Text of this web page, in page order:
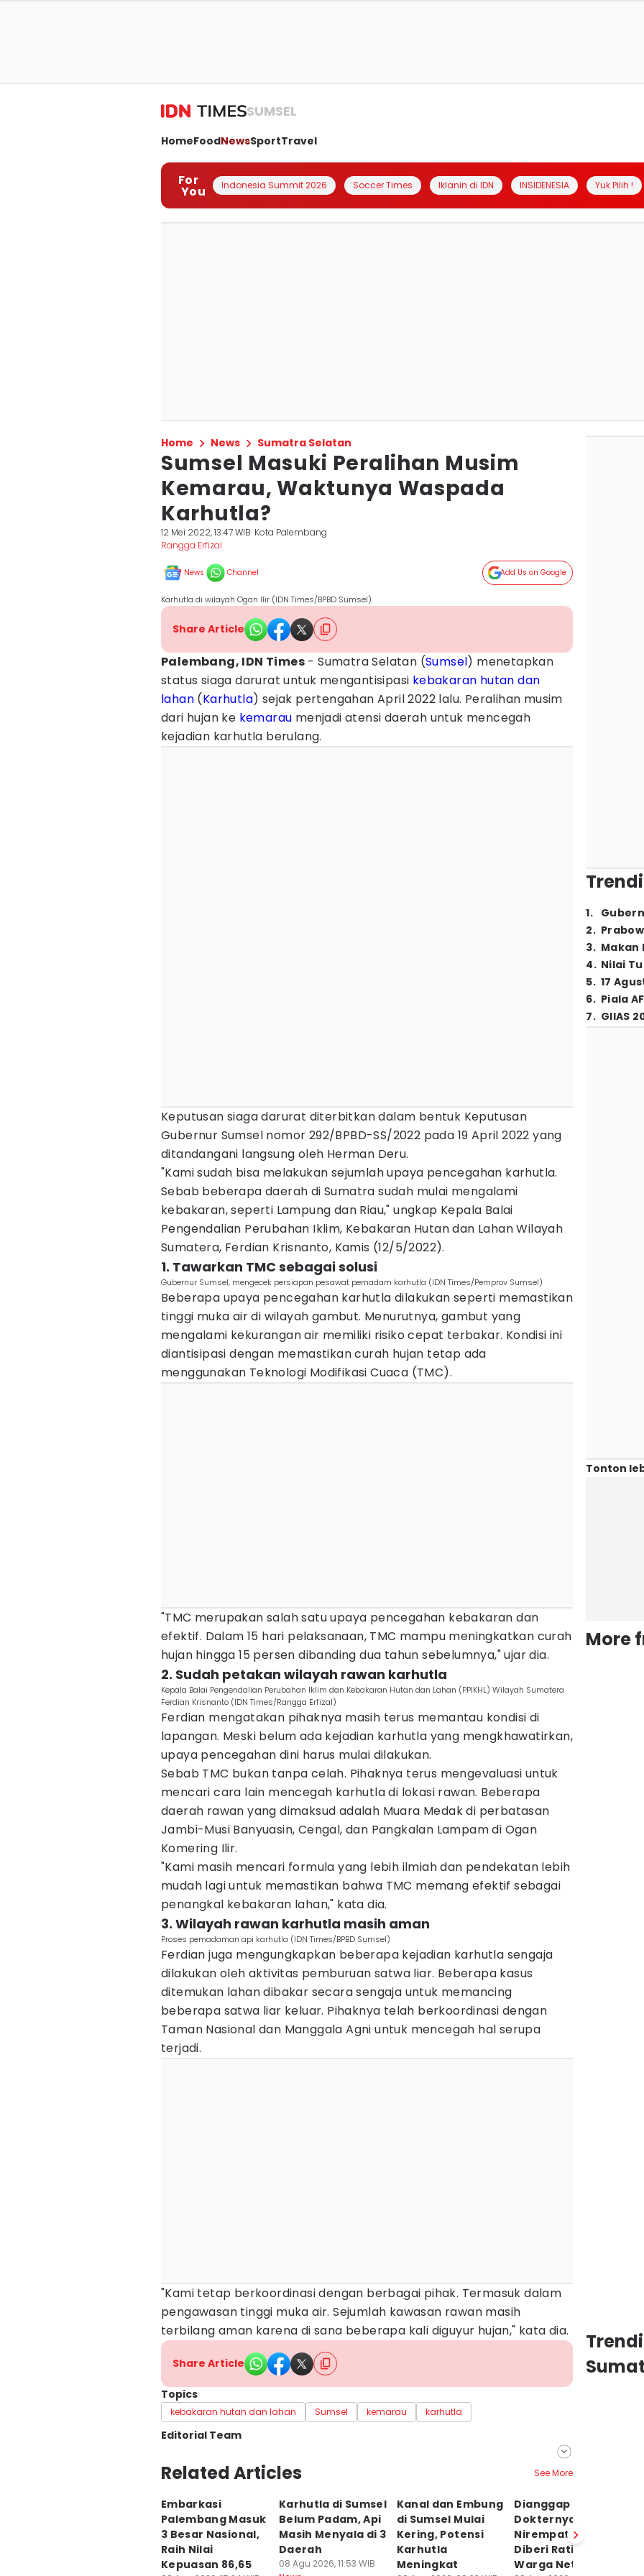
SUMSEL
HomeFoodNewsSportTravel
For
You Indonesia Summit 2026 Soccer Times Iklanin di IDN INSIDENESIA Yuk Pilih !
Home News Sumatra Selatan
Sumsel Masuki Peralihan Musim
Kemarau, Waktunya Waspada
Karhutla?
12 Mei 2022, 13:47 WIB Kota Palembang
Rangga Erfizal
News Channel Add Us on Google
Karhutla di wilayah Ogan Ilir (IDN Times/BPBD Sumsel)
Share Article
Palembang, IDN Times - Sumatra Selatan (Sumsel) menetapkan
status siaga darurat untuk mengantisipasi kebakaran hutan dan
lahan (Karhutla) sejak pertengahan April 2022 lalu. Peralihan musim
dari hujan ke kemarau menjadi atensi daerah untuk mencegah
kejadian karhutla berulang.
Keputusan siaga darurat diterbitkan dalam bentuk Keputusan
Gubernur Sumsel nomor 292/BPBD-SS/2022 pada 19 April 2022 yang
ditandangani langsung oleh Herman Deru.
"Kami sudah bisa melakukan sejumlah upaya pencegahan karhutla.
Sebab beberapa daerah di Sumatra sudah mulai mengalami
kebakaran, seperti Lampung dan Riau," ungkap Kepala Balai
Pengendalian Perubahan Iklim, Kebakaran Hutan dan Lahan Wilayah
Sumatera, Ferdian Krisnanto, Kamis (12/5/2022).
1. Tawarkan TMC sebagai solusi
Gubernur Sumsel, mengecek persiapan pesawat pemadam karhutla (IDN Times/Pemprov Sumsel)
Beberapa upaya pencegahan karhutla dilakukan seperti memastikan
tinggi muka air di wilayah gambut. Menurutnya, gambut yang
mengalami kekurangan air memiliki risiko cepat terbakar. Kondisi ini
diantisipasi dengan memastikan curah hujan tetap ada
menggunakan Teknologi Modifikasi Cuaca (TMC).
"TMC merupakan salah satu upaya pencegahan kebakaran dan
efektif. Dalam 15 hari pelaksanaan, TMC mampu meningkatkan curah
hujan hingga 15 persen dibanding dua tahun sebelumnya," ujar dia.
2. Sudah petakan wilayah rawan karhutla
Kepala Balai Pengendalian Perubahan Iklim dan Kebakaran Hutan dan Lahan (PPIKHL) Wilayah Sumatera
Ferdian Krisnanto (IDN Times/Rangga Erfizal)
Ferdian mengatakan pihaknya masih terus memantau kondisi di
lapangan. Meski belum ada kejadian karhutla yang mengkhawatirkan,
upaya pencegahan dini harus mulai dilakukan.
Sebab TMC bukan tanpa celah. Pihaknya terus mengevaluasi untuk
mencari cara lain mencegah karhutla di lokasi rawan. Beberapa
daerah rawan yang dimaksud adalah Muara Medak di perbatasan
Jambi-Musi Banyuasin, Cengal, dan Pangkalan Lampam di Ogan
Komering Ilir.
"Kami masih mencari formula yang lebih ilmiah dan pendekatan lebih
mudah lagi untuk memastikan bahwa TMC memang efektif sebagai
penangkal kebakaran lahan," kata dia.
3. Wilayah rawan karhutla masih aman
Proses pemadaman api karhutla (IDN Times/BPBD Sumsel)
Ferdian juga mengungkapkan beberapa kejadian karhutla sengaja
dilakukan oleh aktivitas pemburuan satwa liar. Beberapa kasus
ditemukan lahan dibakar secara sengaja untuk memancing
beberapa satwa liar keluar. Pihaknya telah berkoordinasi dengan
Taman Nasional dan Manggala Agni untuk mencegah hal serupa
terjadi.
"Kami tetap berkoordinasi dengan berbagai pihak. Termasuk dalam
pengawasan tinggi muka air. Sejumlah kawasan rawan masih
terbilang aman karena di sana beberapa kali diguyur hujan," kata dia.
Share Article
Topics
kebakaran hutan dan lahan Sumsel kemarau karhutla
Editorial Team
Editor
Deryardli Tiarhendi
Editor
Rangga Erfizal
Related Articles See More
Embarkasi
Palembang Masuk
3 Besar Nasional,
Raih Nilai
Kepuasan 86,65
Karhutla di Sumsel
Belum Padam, Api
Masih Menyala di 3
Daerah
08 Agu 2026, 11:53 WIB
Kanal dan Embung
di Sumsel Mulai
Kering, Potensi
Karhutla
Meningkat
Dianggap
Dokternya
Nirempati, RS Pusri
Diberi Rating Jelek
Warga Net
1.
2.
3. Makan
4. Nilai
5. 17
6. Piala
7. GIIAS
Tonton
More